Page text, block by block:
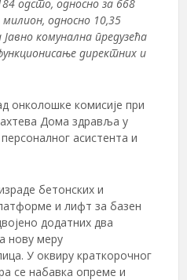
одсто, односно за 668
односно 10,35
комунална предузећа
директних и
онколошке комисије при
Дома здравља у
асистента и
бетонских и
и лифт за базен
додатних два
нову меру
У оквиру краткорочног
се набавка опреме и